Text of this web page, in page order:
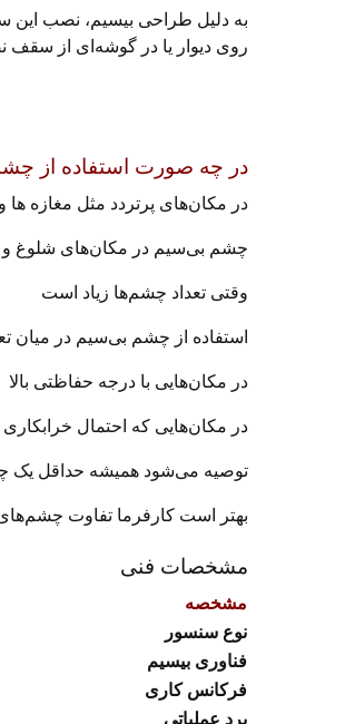
به دلیل طراحی بیسیم، نصب این
روی دیوار یا در گوشه‌ای از
در چه صورت استفاده از
در مکان‌های پرتردد مثل مغازه ها
چشم بی‌سیم در مکان‌های شلوغ و
وقتی تعداد چشم‌ها زیاد است
استفاده از چشم بی‌سیم در میان
در مکان‌هایی با درجه حفاظتی بالا
در مکان‌هایی که احتمال
توصیه می‌شود همیشه حداقل یک
بهتر است کارفرما تفاوت
مشخصات فنی
مشخصه
نوع سنسور
فناوری بیسیم
فرکانس کاری
برد عملیاتی